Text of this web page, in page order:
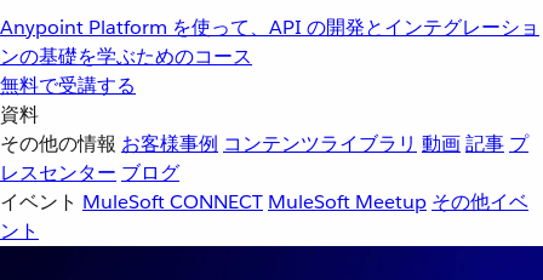
Anypoint Platform を使って、API の開発とインテグレーショ
ンの基礎を学ぶためのコース
無料で受講する
資料
その他の情報 お客様事例 コンテンツライブラリ 動画記事 プ
レスセンター ブログ
イベント MuleSoft CONNECT MuleSoft Meetup その他イベ
ント